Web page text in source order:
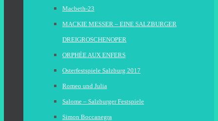
Macbeth-23
MACKIE MESSER – EINE SALZBURGER
DREIGROSCHENOPER
ORPHÉE AUX ENFERS
Osterfestspiele Salzburg 2017
Romeo und Julia
Salome – Salzburger Festspiele
Simon Boccanegra